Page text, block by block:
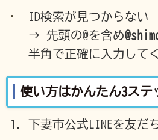
ID検索が見つからない
→ 先頭の@を含め
半角で正確に入力して
使い方はかんたん3ステ
下妻市公式LINEを友だ